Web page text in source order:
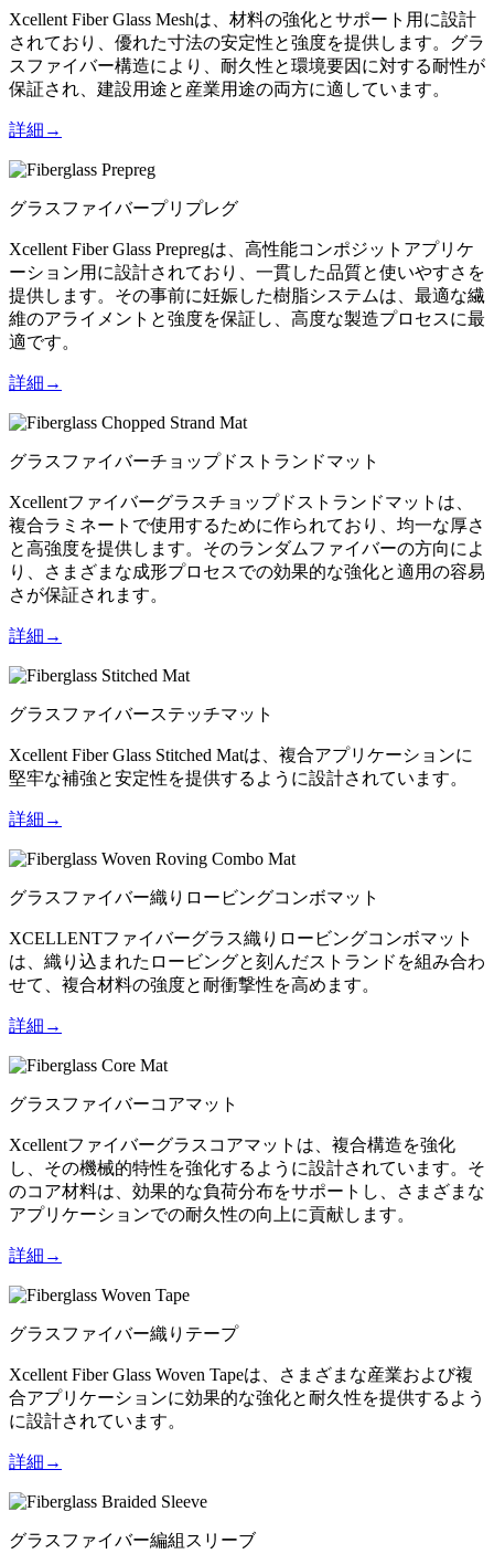
Xcellent Fiber Glass Meshは、材料の強化とサポート用に設計
されており、優れた寸法の安定性と強度を提供します。グラ
スファイバー構造により、耐久性と環境要因に対する耐性が
保証され、建設用途と産業用途の両方に適しています。
詳細→
グラスファイバープリプレグ
Xcellent Fiber Glass Prepregは、高性能コンポジットアプリケ
ーション用に設計されており、一貫した品質と使いやすさを
提供します。その事前に妊娠した樹脂システムは、最適な繊
維のアライメントと強度を保証し、高度な製造プロセスに最
適です。
詳細→
グラスファイバーチョップドストランドマット
Xcellentファイバーグラスチョップドストランドマットは、
複合ラミネートで使用するために作られており、均一な厚さ
と高強度を提供します。そのランダムファイバーの方向によ
り、さまざまな成形プロセスでの効果的な強化と適用の容易
さが保証されます。
詳細→
グラスファイバーステッチマット
Xcellent Fiber Glass Stitched Matは、複合アプリケーションに
堅牢な補強と安定性を提供するように設計されています。
詳細→
グラスファイバー織りロービングコンボマット
XCELLENTファイバーグラス織りロービングコンボマット
は、織り込まれたロービングと刻んだストランドを組み合わ
せて、複合材料の強度と耐衝撃性を高めます。
詳細→
グラスファイバーコアマット
Xcellentファイバーグラスコアマットは、複合構造を強化
し、その機械的特性を強化するように設計されています。そ
のコア材料は、効果的な負荷分布をサポートし、さまざまな
アプリケーションでの耐久性の向上に貢献します。
詳細→
グラスファイバー織りテープ
Xcellent Fiber Glass Woven Tapeは、さまざまな産業および複
合アプリケーションに効果的な強化と耐久性を提供するよう
に設計されています。
詳細→
グラスファイバー編組スリーブ